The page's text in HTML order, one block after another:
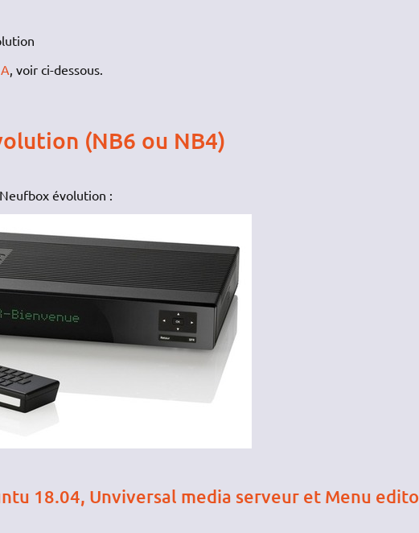
, voir ci-dessous.
(NB6 ou NB4)
évolution :
18.04, Unviversal media serveur et Menu